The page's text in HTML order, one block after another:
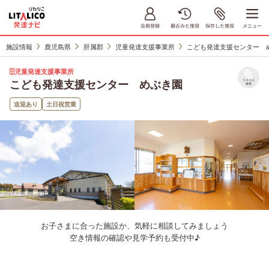
施設情報 鹿児島県 肝属郡 児童発達支援事業所 こども発達支援センター
児童発達支援事業所
こども発達支援センター めぶき園 リストに
保存
送迎あり 土日祝営業
お子さまに合った施設か、気軽に相談してみましょう
空き情報の確認や見学予約も受付中♪